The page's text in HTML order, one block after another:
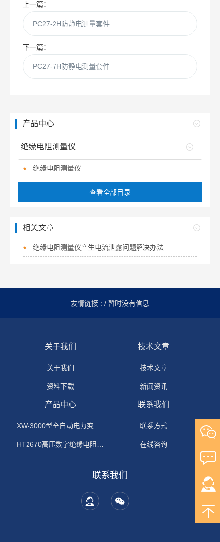
上一篇：
PC27-2H防静电测量套件
下一篇：
PC27-7H防静电测量套件
产品中心
绝缘电阻测量仪
绝缘电阻测量仪
查看全部目录
相关文章
绝缘电阻测量仪产生电流泄露问题解决办法
友情链接 : / 暂时没有信息
关于我们
关于我们
资料下载
技术文章
技术文章
新闻资讯
产品中心 联系我们
联系方式
在线咨询
联系我们